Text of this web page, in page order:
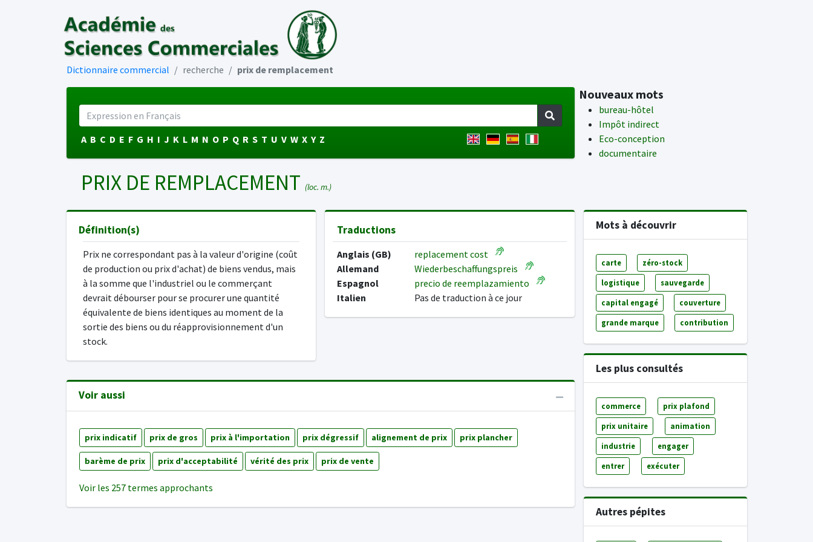
Dictionnaire commercial recherche prix de remplacement
A B C D E F G H I J K L M N O P Q R S T U V W X Y Z
Nouveaux mots
bureau-hôtel
Impôt indirect
Eco-conception
documentaire
PRIX DE REMPLACEMENT (loc. m.)
Définition(s)
Prix ne correspondant pas à la valeur d'origine (coût
de production ou prix d'achat) de biens vendus, mais
à la somme que l'industriel ou le commerçant
devrait débourser pour se procurer une quantité
équivalente de biens identiques au moment de la
sortie des biens ou du réapprovisionnement d'un
stock.
Traductions
Anglais (GB)
replacement cost
Allemand
Wiederbeschaffungspreis
Espagnol
precio de reemplazamiento
Italien
Pas de traduction à ce jour
Voir aussi
prix indicatif prix de gros prix à l'importation prix dégressif alignement de prix prix plancher
barème de prix prix d'acceptabilité vérité des prix prix de vente
Voir les 257 termes approchants
Mots à découvrir
carte zéro-stock
logistique sauvegarde
capital engagé couverture
grande marque contribution
Les plus consultés
commerce prix plafond
prix unitaire animation
industrie engager
entrer exécuter
Autres pépites